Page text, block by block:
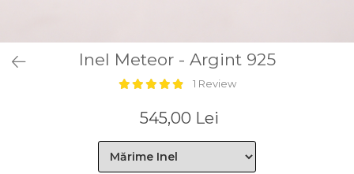
Inel Meteor - Argint 925
1 Review
545,00 Lei